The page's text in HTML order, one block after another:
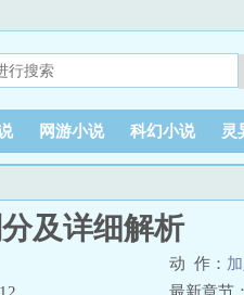
网游小说 科幻小说 灵
及详细解析
动 作：